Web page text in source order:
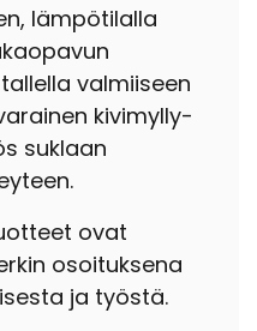
lämpötilalla
valmiiseen
kivimylly-
suklaan
ovat
osoituksena
ja työstä.